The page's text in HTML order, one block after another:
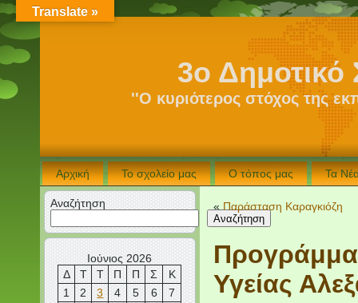
3ο Δημοτικό
''Ο κυριότερος στόχος της
Αρχική Το σχολείο μας Ο τόπος μας Τα
Αναζήτηση
Αναζήτηση
Ιούνιος 2026
Δ
Τ Τ Π Π Σ
Κ
1
2 3 4 5 6
7
« Παράσταση Καραγκιόζη
Υγείας
Translate »